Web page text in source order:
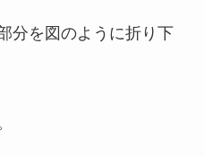
分を図のように折り下